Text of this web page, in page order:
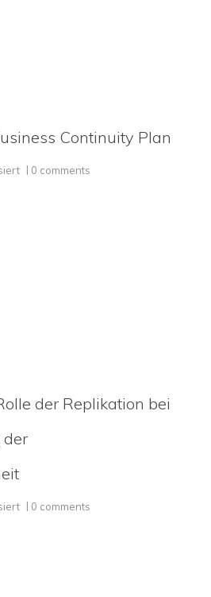
Continuity Plan
0 comments
der Replikation bei
der
0 comments